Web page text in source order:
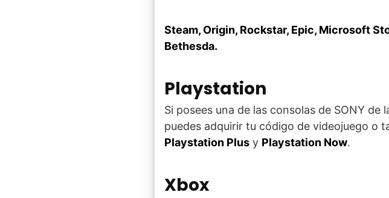
Steam, Origin, Rockstar, Epic, Microsoft
Bethesda.
Playstation
Si posees una de las consolas de SONY de
puedes adquirir tu código de videojuego o
Playstation Plus y Playstation Now.
Xbox